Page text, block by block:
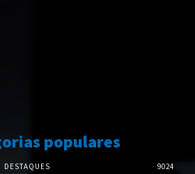
populares
DESTAQUES 9024